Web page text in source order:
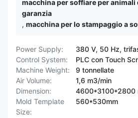
macchina per soffiare per animali
garanzia
, macchina per lo stampaggio a
Power Supply:
380 V, 50 Hz,
Control System:
PLC con Touch
Machine Weight:
9 tonnellate
Air Volume:
1,6 m3/min
Dimension:
4600*3100*2800
Mold Template
Size:
560*530mm